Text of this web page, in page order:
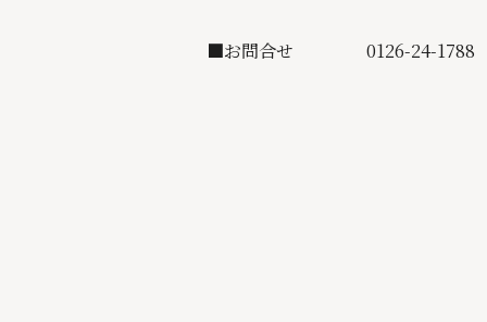
■お問合せ 0126-24-1788